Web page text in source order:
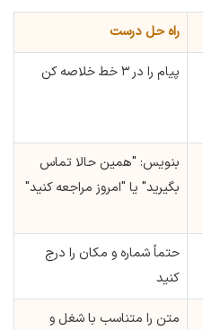
راه حل درست
پیام را در ۳ خط خلاصه کن
بنویس: "همین حالا تماس
بگیرید" یا "امروز مراجعه کنید"
حتماً شماره و مکان را درج
کنید
متن را متناسب با شغل و